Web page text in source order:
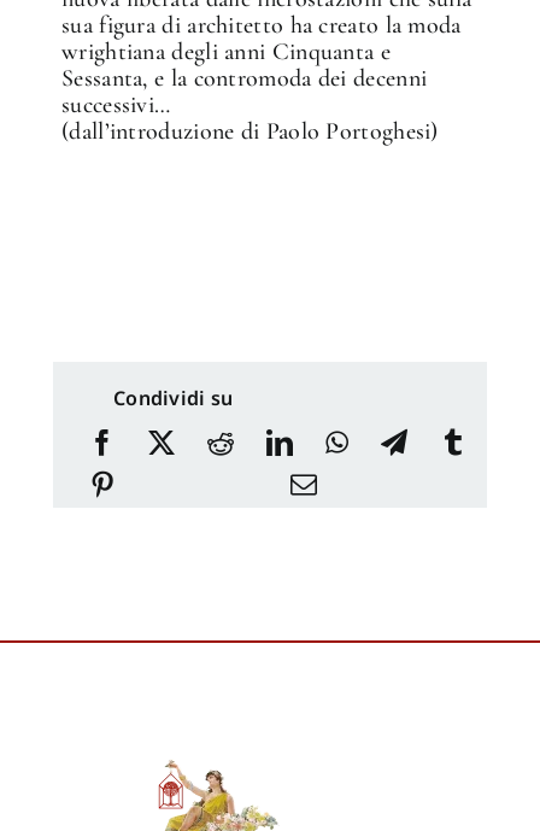
sua figura di architetto ha creato la moda
wrightiana degli anni Cinquanta e
Sessanta, e la contromoda dei decenni
successivi…
(dall’introduzione di Paolo Portoghesi)
Condividi su